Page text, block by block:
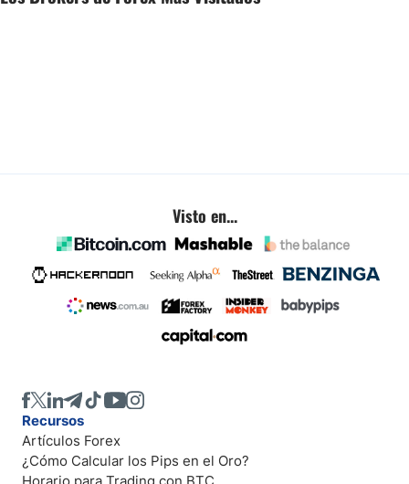
Visto en...
Recursos
Artículos Forex
¿Cómo Calcular los Pips en el Oro?